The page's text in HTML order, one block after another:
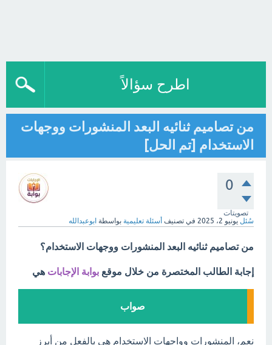
اطرح سؤالاً
من تصاميم ثنائيه البعد المنشورات ووجهات
الاستخدام [تم الحل]
0
تصويتات
سُئل يونيو 2، 2025 في تصنيف أسئلة تعليمية بواسطة ابوعبدالله
من تصاميم ثنائيه البعد المنشورات ووجهات الاستخدام؟
إجابة الطالب المختصرة من خلال موقع بوابة الإجابات هي
صواب
نعم، المنشورات وواجهات الاستخدام هي بالفعل من أبرز